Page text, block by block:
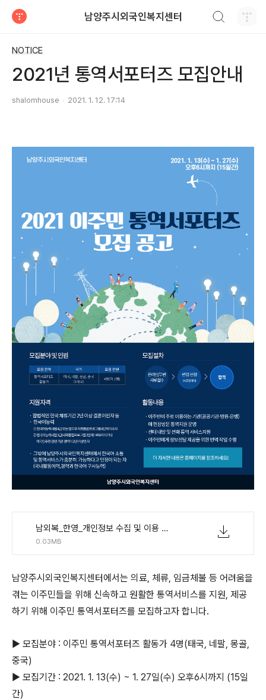
남양주시외국인복지센터
NOTICE
2021년 통역서포터즈 모집안내
shalomhouse 2021. 1. 12. 17:14
남외복_한영_개인정보 수집 및 이용 제공 동의서.hwp
0.03MB
남양주시외국인복지센터에서는 의료, 체류, 임금체불 등 어려움을
겪는 이주민들을 위해 신속하고 원활한 통역서비스를 지원, 제공
하기 위해 이주민 통역서포터즈를 모집하고자 합니다.
▶ 모집분야 : 이주민 통역서포터즈 활동가 4명(태국, 네팔, 몽골,
중국)
▶ 모집기간 : 2021. 1. 13(수) ~ 1. 27일(수) 오후6시까지 (15일
간)